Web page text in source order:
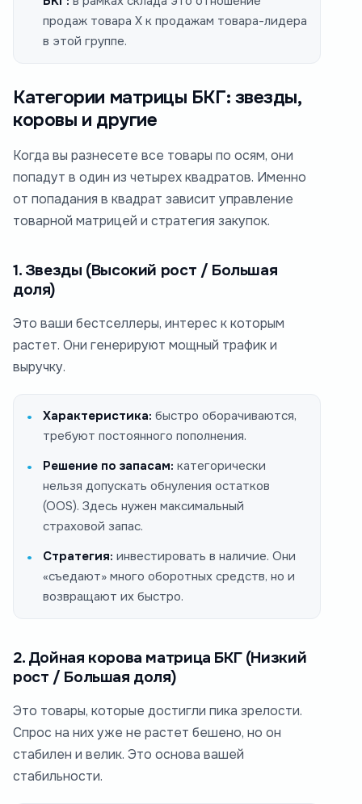
продаж товара X к продажам товара-лидера
в этой группе.
Категории матрицы БКГ: звезды,
коровы и другие
Когда вы разнесете все товары по осям, они
попадут в один из четырех квадратов. Именно
от попадания в квадрат зависит управление
товарной матрицей и стратегия закупок.
1. Звезды (Высокий рост / Большая
доля)
Это ваши бестселлеры, интерес к которым
растет. Они генерируют мощный трафик и
выручку.
Характеристика: быстро оборачиваются,
требуют постоянного пополнения.
Решение по запасам: категорически
нельзя допускать обнуления остатков
(OOS). Здесь нужен максимальный
страховой запас.
Стратегия: инвестировать в наличие. Они
«съедают» много оборотных средств, но и
возвращают их быстро.
2. Дойная корова матрица БКГ (Низкий
рост / Большая доля)
Это товары, которые достигли пика зрелости.
Спрос на них уже не растет бешено, но он
стабилен и велик. Это основа вашей
стабильности.